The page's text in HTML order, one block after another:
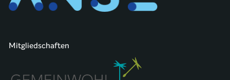
Mitgliedschaften